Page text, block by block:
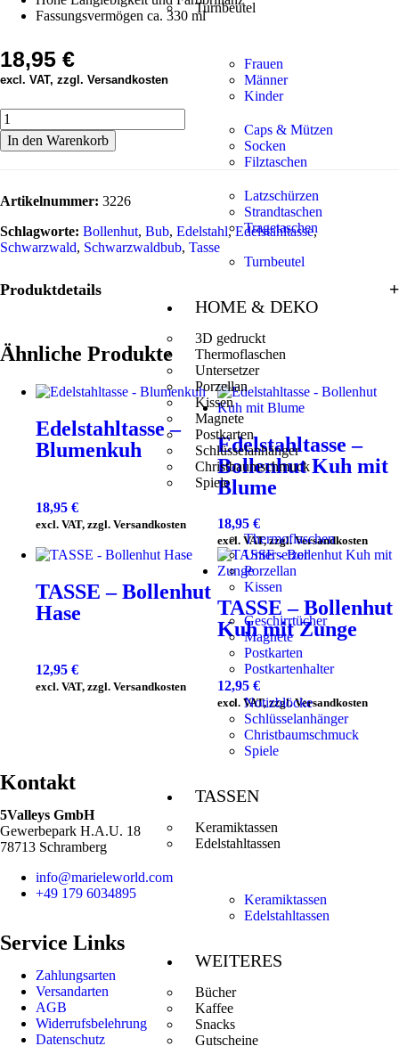
Turnbeutel
Frauen
Männer
Kinder
Caps & Mützen
Socken
Filztaschen
Latzschürzen
Strandtaschen
Tragetaschen
Turnbeutel
HOME & DEKO
3D gedruckt
Thermoflaschen
Untersetzer
Porzellan
Kissen
Magnete
Postkarten
Schlüsselanhänger
Christbaumschmuck
Spiele
Thermoflaschen
Untersetzer
Porzellan
Kissen
Geschirrtücher
Magnete
Postkarten
Postkartenhalter
Notizblöcke
Schlüsselanhänger
Christbaumschmuck
Spiele
TASSEN
Keramiktassen
Edelstahltassen
Keramiktassen
Edelstahltassen
WEITERES
Bücher
Kaffee
Snacks
Gutscheine
Fassungsvermögen ca. 330 ml
18,95 €
excl. VAT, zzgl. Versandkosten
In den Warenkorb
Artikelnummer: 3226
Schlagworte: Bollenhut, Bub, Edelstahl,Edelstahltasse,
Schwarzwald, Schwarzwaldbub, Tasse
Produktdetails
Ähnliche Produkte
Edelstahltasse –
Blumenkuh
18,95 €
excl. VAT, zzgl. Versandkosten
Edelstahltasse –
Bollenhut Kuh mit
Blume
18,95 €
excl. VAT, zzgl. Versandkosten
TASSE – Bollenhut
Hase
12,95 €
excl. VAT, zzgl. Versandkosten
TASSE – Bollenhut
Kuh mit Zunge
12,95 €
excl. VAT, zzgl. Versandkosten
Kontakt
5Valleys GmbH
Gewerbepark H.A.U. 18
78713 Schramberg
info@marieleworld.com
+49 179 6034895
Service Links
Zahlungsarten
Versandarten
AGB
Widerrufsbelehrung
Datenschutz